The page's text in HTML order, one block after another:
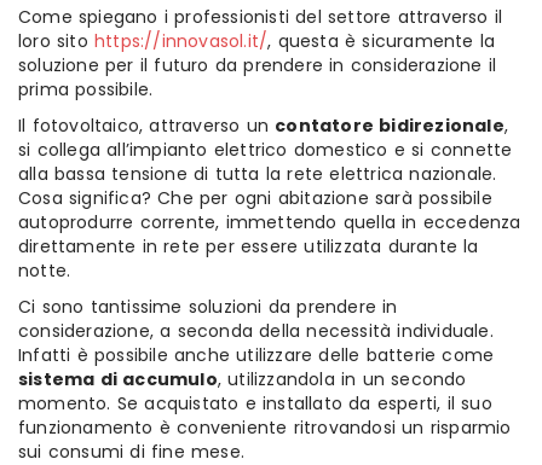
Come spiegano i professionisti del settore attraverso il
loro sitohttps://innovasol.it/, questa è sicuramente la
soluzione per il futuro da prendere in considerazione il
prima possibile.
Il fotovoltaico, attraverso un contatore bidirezionale,
si collega all’impianto elettrico domestico e si connette
alla bassa tensione di tutta la rete elettrica nazionale.
Cosa significa? Che per ogni abitazione sarà possibile
autoprodurre corrente, immettendo quella in eccedenza
direttamente in rete per essere utilizzata durante la
notte.
Ci sono tantissime soluzioni da prendere in
considerazione, a seconda della necessità individuale.
Infatti è possibile anche utilizzare delle batterie come
sistema di accumulo, utilizzandola in un secondo
momento. Se acquistato e installato da esperti, il suo
funzionamento è conveniente ritrovandosi un risparmio
sui consumi di fine mese.